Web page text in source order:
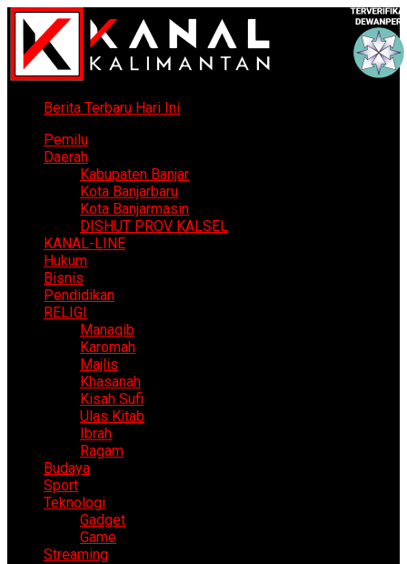
Berita Terbaru Hari Ini
Pemilu
Daerah
Kabupaten Banjar
Kota Banjarbaru
Kota Banjarmasin
DISHUT PROV KALSEL
KANAL-LINE
Hukum
Bisnis
Pendidikan
RELIGI
Manaqib
Karomah
Majlis
Khasanah
Kisah Sufi
Ulas Kitab
Ibrah
Ragam
Budaya
Sport
Teknologi
Gadget
Game
Streaming